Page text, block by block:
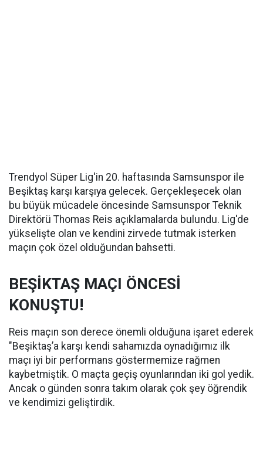
Trendyol Süper Lig'in 20. haftasında Samsunspor ile
Beşiktaş karşı karşıya gelecek. Gerçekleşecek olan
bu büyük mücadele öncesinde Samsunspor Teknik
Direktörü Thomas Reis açıklamalarda bulundu. Lig'de
yükselişte olan ve kendini zirvede tutmak isterken
maçın çok özel olduğundan bahsetti.
BEŞİKTAŞ MAÇI ÖNCESİ
KONUŞTU!
Reis maçın son derece önemli olduğuna işaret ederek
"Beşiktaş’a karşı kendi sahamızda oynadığımız ilk
maçı iyi bir performans göstermemize rağmen
kaybetmiştik. O maçta geçiş oyunlarından iki gol yedik.
Ancak o günden sonra takım olarak çok şey öğrendik
ve kendimizi geliştirdik.